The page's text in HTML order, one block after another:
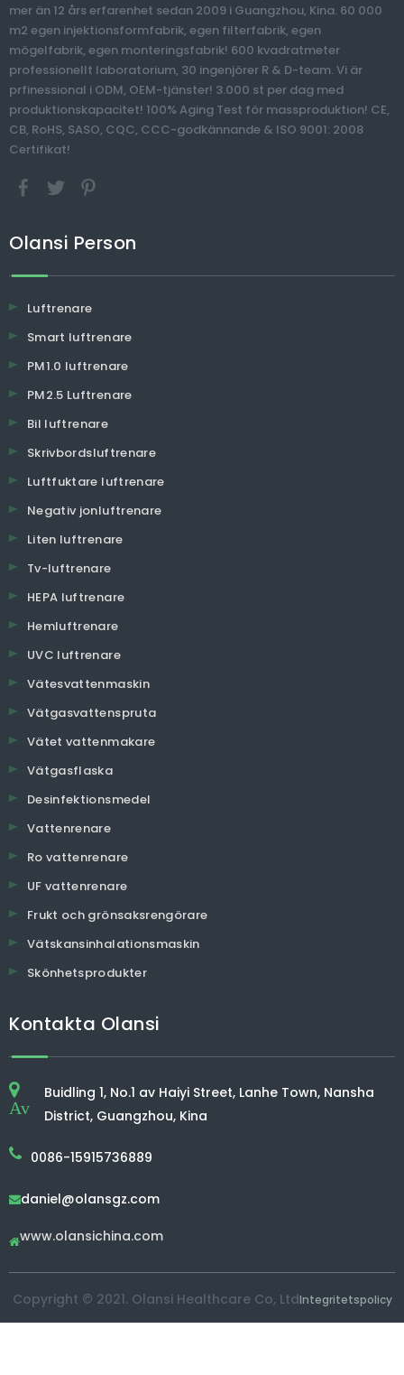
mer än 12 års erfarenhet sedan 2009 i Guangzhou, Kina. 60 000
m2 egen injektionsformfabrik, egen filterfabrik, egen
mögelfabrik, egen monteringsfabrik! 600 kvadratmeter
professionellt laboratorium, 30 ingenjörer R & D-team. Vi är
prfinessional i ODM, OEM-tjänster! 3.000 st per dag med
produktionskapacitet! 100% Aging Test för massproduktion! CE,
CB, RoHS, SASO, CQC, CCC-godkännande & ISO 9001: 2008
Certifikat!
Olansi Person
Luftrenare
Smart luftrenare
PM1.0 luftrenare
PM2.5 Luftrenare
Bil luftrenare
Skrivbordsluftrenare
Luftfuktare luftrenare
Negativ jonluftrenare
Liten luftrenare
Tv-luftrenare
HEPA luftrenare
Hemluftrenare
UVC luftrenare
Vätesvattenmaskin
Vätgasvattenspruta
Vätet vattenmakare
Vätgasflaska
Desinfektionsmedel
Vattenrenare
Ro vattenrenare
UF vattenrenare
Frukt och grönsaksrengörare
Vätskansinhalationsmaskin
Skönhetsprodukter
Kontakta Olansi
Av
Buidling 1, No.1 av Haiyi Street, Lanhe Town, Nansha
District, Guangzhou, Kina
0086-15915736889
daniel@olansgz.com
www.olansichina.com
Copyright © 2021. Olansi Healthcare Co, LtdIntegritetspolicy